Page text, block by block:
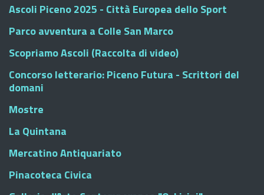
Ascoli Piceno 2025 - Città Europea dello Sport
Parco avventura a Colle San Marco
Scopriamo Ascoli (Raccolta di video)
Concorso letterario: Piceno Futura - Scrittori del
domani
Mostre
La Quintana
Mercatino Antiquariato
Pinacoteca Civica